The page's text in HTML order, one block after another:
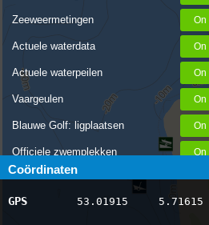
Zeeweermetingen
Actuele waterdata
Actuele waterpeilen
Vaargeulen
Blauwe Golf: ligplaatsen
Officiele zwemplekken
Stremmingen/hinder
AIS scheepsposities
Coördinaten
GPS 53.01915 5.71615